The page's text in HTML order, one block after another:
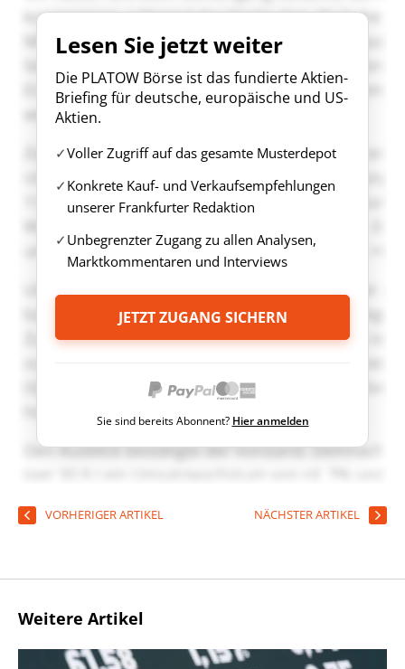
Lesen Sie jetzt weiter
Die PLATOW Börse ist das fundierte Aktien-
Briefing für deutsche, europäische und US-
Aktien.
Voller Zugriff auf das gesamte Musterdepot
Konkrete Kauf- und Verkaufsempfehlungen
unserer Frankfurter Redaktion
Unbegrenzter Zugang zu allen Analysen,
Marktkommentaren und Interviews
JETZT ZUGANG SICHERN
Sie sind bereits Abonnent? Hier anmelden
VORHERIGER ARTIKEL NÄCHSTER ARTIKEL
Weitere Artikel